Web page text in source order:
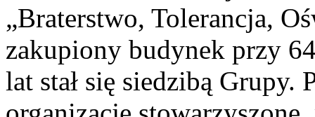
„Braterstwo, Tolerancja,
zakupiony budynek przy
lat stał się siedzibą Grupy.